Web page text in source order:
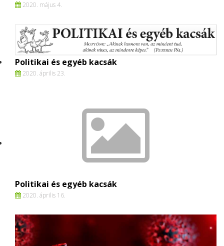
2020. május 4.
Politikai és egyéb kacsák
2020. április 23.
Politikai és egyéb kacsák
2020. április 16.